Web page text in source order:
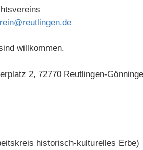
willkommen.
2, 72770 Reutlingen-
historisch-kulturelles Erbe)